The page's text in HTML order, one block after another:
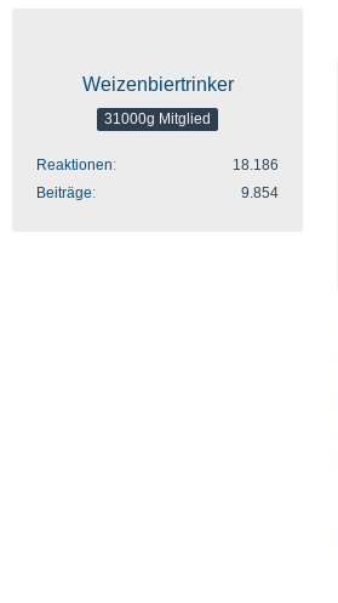
Weizenbiertrinker
31000g Mitglied
Reaktionen
18.186
Beiträge
9.854